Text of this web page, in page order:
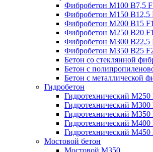
Фибробетон М100 B7,5
Фибробетон М150 B12,5
Фибробетон М200 B15
Фибробетон М250 B20
Фибробетон М300 B22,5
Фибробетон М350 B25
Бетон со стеклянной
Бетон с
Бетон с металлической
Гидробетон
Гидротехнический
Гидротехнический
Гидротехнический
Гидротехнический
Гидротехнический
Мостовой бетон
Мостовой М350